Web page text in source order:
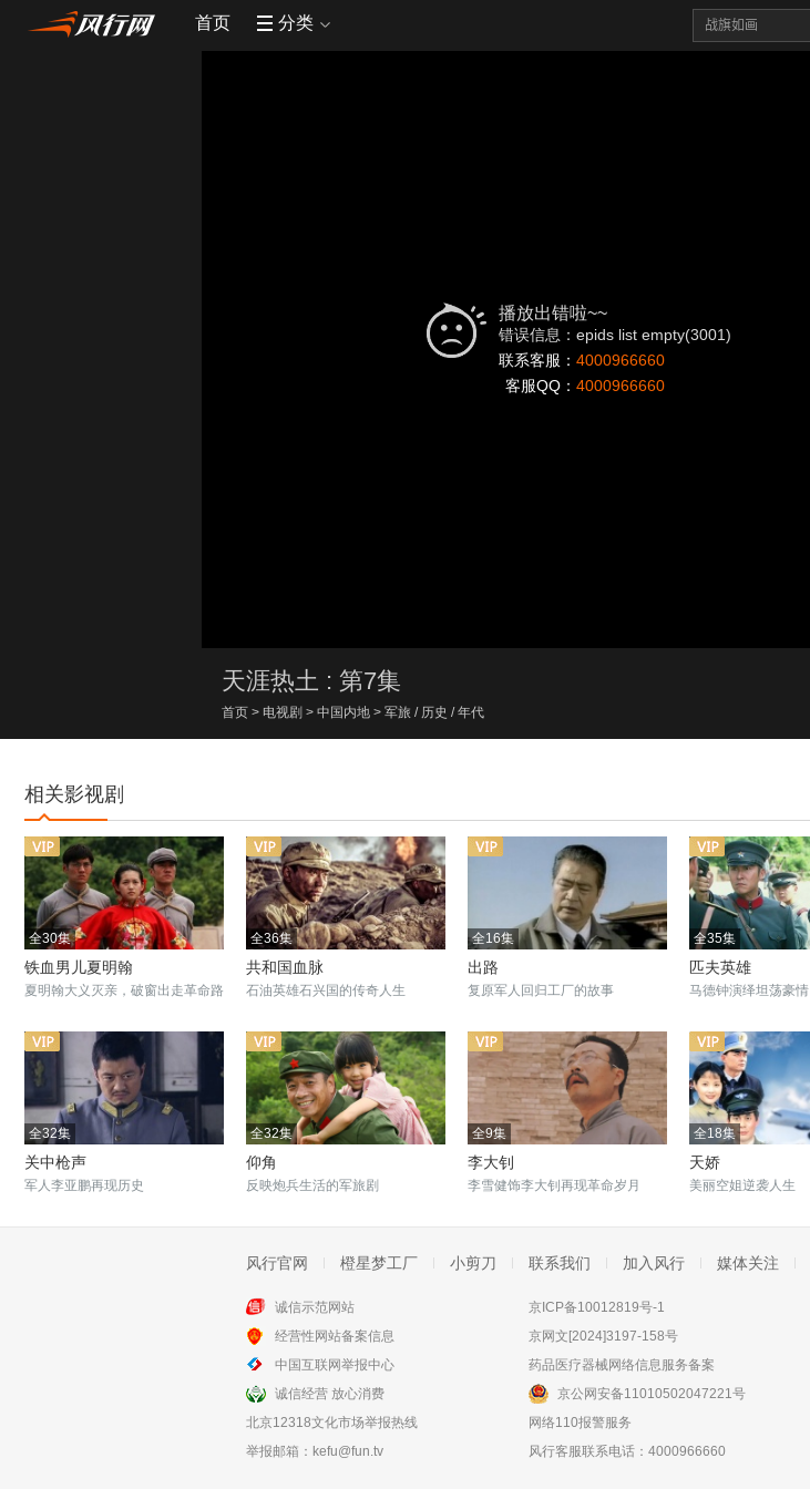
首页 分类
播放出错啦~~
错误信息：epids list empty(3001)
联系客服： 4000966660
客服QQ： 4000966660
天涯热土 : 第7集
首页 > 电视剧 > 中国内地 > 军旅 / 历史 / 年代
相关影视剧
全30集
铁血男儿夏明翰
夏明翰大义灭亲，破窗出走革命路
全36集
共和国血脉
石油英雄石兴国的传奇人生
全16集
出路
复原军人回归工厂的故事
全35集
匹夫英雄
马德钟演绎坦荡豪情
全32集
关中枪声
军人李亚鹏再现历史
全32集
仰角
反映炮兵生活的军旅剧
全9集
李大钊
李雪健饰李大钊再现革命岁月
全18集
天娇
美丽空姐逆袭人生
全36集
望海的女人
风行官网 橙星梦工厂 小剪刀 联系我们 加入风行 媒体关注
诚信示范网站
经营性网站备案信息
中国互联网举报中心
诚信经营 放心消费
北京12318文化市场举报热线
举报邮箱： kefu@fun.tv
京ICP备10012819号-1
京网文[2024]3197-158号
药品医疗器械网络信息服务备案
京公网安备11010502047221号
网络110报警服务
风行客服联系电话：4000966660